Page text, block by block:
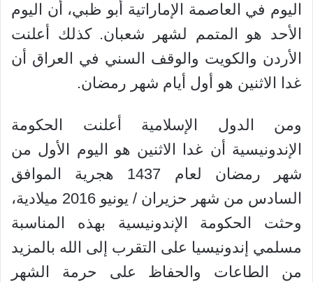
اليوم في العاصمة الإماراتية أبو ظبي، أن اليوم
الأحد هو المتمم لشهر شعبان. كذلك أعلنت
الأردن والكويت والوقف السني في العراق أن
غدا الاثنين هو أول أيام شهر رمضان.
ومن الدول الإسلامية أعلنت الحكومة
الإندونيسية أن غدا الاثنين هو اليوم الأول من
شهر رمضان لعام 1437 هجرية الموافق
السادس من شهر حزيران / يونيو 2016 ميلادية،
وحثت الحكومة الإندونيسية بهذه المناسبة
مسلمي إندونيسيا على التقرب إلى الله بالمزيد
من الطاعات والحفاظ على حرمة الشهر